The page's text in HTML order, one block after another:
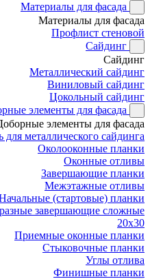
Материалы для фасада
Материалы для фасада
Профлист стеновой
Сайдинг
Сайдинг
Металлический сайдинг
Виниловый сайдинг
Цокольный сайдинг
элементы для фасада
элементы для фасада
металлического сайдинга
Околооконные планки
Оконные отливы
Завершающие планки
Межэтажные отливы
(стартовые) планки
завершающие сложные
20x30
Приемные оконные планки
Стыковочные планки
Углы отлива
Финишные планки